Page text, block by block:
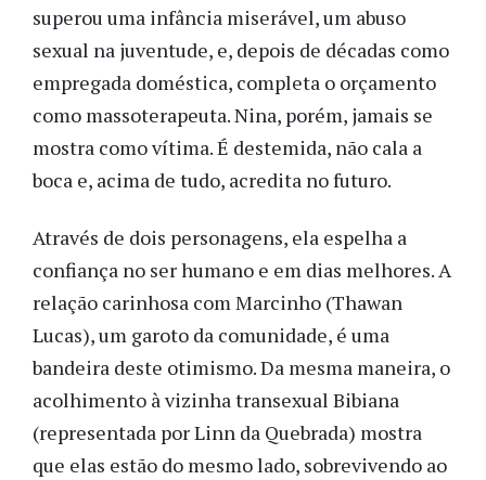
superou uma infância miserável, um abuso
sexual na juventude, e, depois de décadas como
empregada doméstica, completa o orçamento
como massoterapeuta. Nina, porém, jamais se
mostra como vítima. É destemida, não cala a
boca e, acima de tudo, acredita no futuro.
Através de dois personagens, ela espelha a
confiança no ser humano e em dias melhores. A
relação carinhosa com Marcinho (Thawan
Lucas), um garoto da comunidade, é uma
bandeira deste otimismo. Da mesma maneira, o
acolhimento à vizinha transexual Bibiana
(representada por Linn da Quebrada) mostra
que elas estão do mesmo lado, sobrevivendo ao